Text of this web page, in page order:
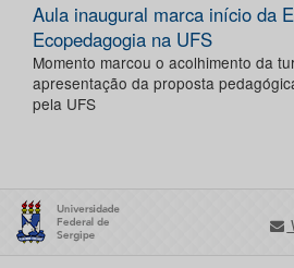
Aula inaugural marca início da
Ecopedagogia na UFS
Momento marcou o acolhimento da
apresentação da proposta
pela UFS